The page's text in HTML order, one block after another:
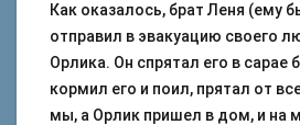
Как оказалось, брат Леня (ему
отправил в эвакуацию своего
Орлика. Он спрятал его в сарае
кормил его и поил, прятал от
мы, а Орлик пришел в дом, и на